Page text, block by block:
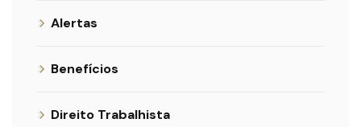
Alertas
Benefícios
Direito Trabalhista